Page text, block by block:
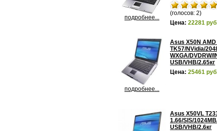
подробнее...
(голосов: 2)
Цена: 22281
подробнее...
Asus X50N AMD
TK57/NVidia/
WXGA/DVDRW/
USB/VHB/2.65кг
Цена: 25461
Asus X50VL
1.66/SIS/
USB/VHB/2.6кг